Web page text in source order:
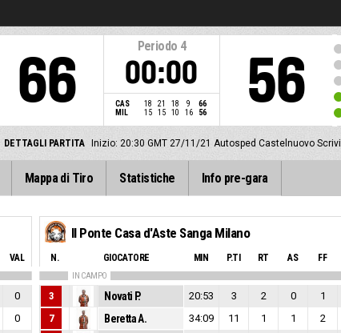
66
Periodo 4
00:00
CAS 18 21 18 9
66
MIL
15 15 10 16 56 56
DETTAGLI PARTITA Inizio: 20:30 GMT 27/11/21 Autosped Castelnuovo
Mappa di Tiro Statistiche Info pre-gara
VAL
0
0
Il Ponte Casa d'Aste Sanga Milano
N. GIOCATORE MIN P.TI RT AS FF
IN CAMPO
3 Novati P. 20:53 3 2 0 1
7
Beretta A. 34:09 11 1 1 2